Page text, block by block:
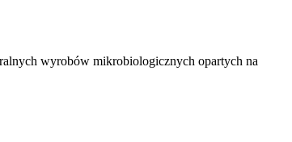
wyrobów mikrobiologicznych opartych na